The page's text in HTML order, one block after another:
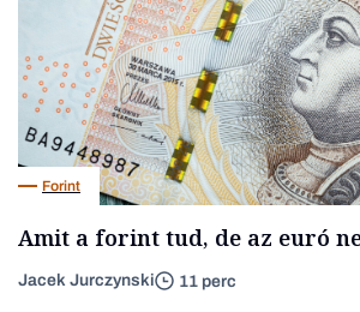
Forint
Amit a forint tud, de az euró
Jacek Jurczynski 11 perc